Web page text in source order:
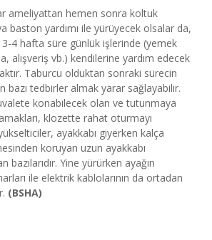
ameliyattan hemen sonra koltuk
baston yardımı ile yürüyecek olsalar da,
4 hafta süre günlük işlerinde (yemek
alışveriş vb.) kendilerine yardım edecek
Taburcu olduktan sonraki sürecin
bazı tedbirler almak yarar sağlayabilir.
konabilecek olan ve tutunmaya
klozette rahat oturmayı
ayakkabı giyerken kalça
koruyan uzun ayakkabı
bazılarıdır. Yine yürürken ayağın
ile elektrik kablolarının da ortadan
(BSHA)